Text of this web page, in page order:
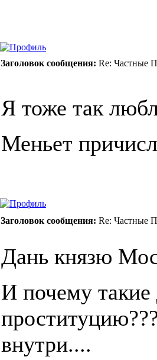
Заголовок сообщения: Re: Частные
Я тоже так
Меньет
Заголовок сообщения: Re: Частные
Дань князю
И почему
внутри....